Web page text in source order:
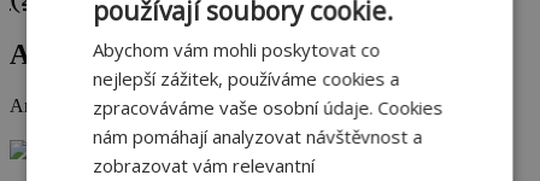
Archiv
Archiv
Novinky z webu Stavimezcihel.cz
používají soubory cookie.
Abychom vám mohli poskytovat co
nejlepší zážitek, používáme cookies a
zpracováváme vaše osobní údaje. Cookies
nám pomáhají analyzovat návštěvnost a
zobrazovat vám relevantní